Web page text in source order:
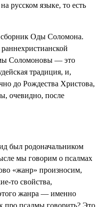
русском языке, то есть
Оды Соломона.
Соломоновы — это
традиция, и,
до Рождества Христова,
очевидно, после
был родоначальником
мы говорим о псалмах
«жанр» произносим,
то свойства,
жанра — именно
про псалмы говорить? Это